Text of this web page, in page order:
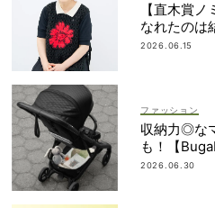
【直木賞
なれたのは
なかったか
2026.06.15
ファッション
収納力◎な
も！【
2026.06.30